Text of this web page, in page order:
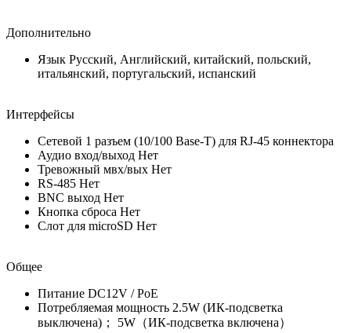
Дополнительно
Язык Русский, Английский, китайский, польский,
итальянский, португальский, испанский
Интерфейсы
Сетевой 1 разъем (10/100 Base-T) для RJ-45 коннектора
Аудио вход/выход Нет
Тревожный мвх/вых Нет
RS-485 Нет
BNC выход Нет
Кнопка сброса Нет
Слот для microSD Нет
Общее
Питание DC12V / PoE
Потребляемая мощность 2.5W (ИК-подсветка
выключена)； 5W（ИК-подсветка включена）